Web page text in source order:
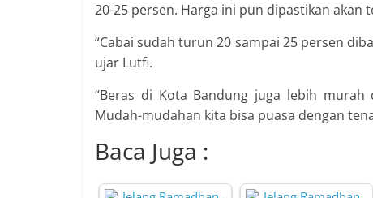
20-25 persen. Harga ini pun dipastikan
“Cabai sudah turun 20 sampai 25 persen
ujar Lutfi.
“Beras di Kota Bandung juga lebih
Mudah-mudahan kita bisa puasa dengan
Baca Juga :